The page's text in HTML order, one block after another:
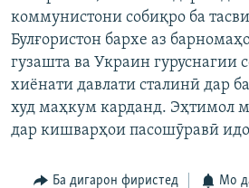
коммунистони собиқро ба
Булғористон бархе аз
гузашта ва Украин гуруснагии
хиёнати давлати сталинӣ дар
худ маҳкум карданд. Эҳтимол
дар кишварҳои пасошӯравӣ
Ба дигарон фиристед Мо